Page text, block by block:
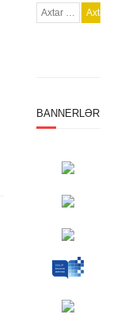
BANNERLƏR